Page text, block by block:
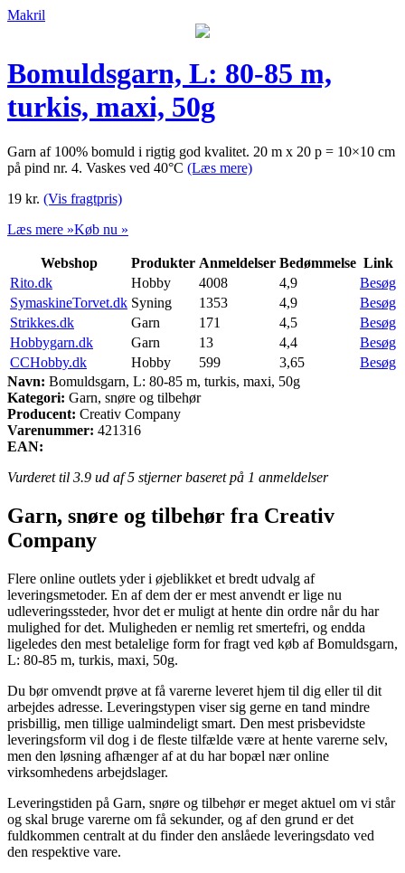
Makril
Bomuldsgarn, L: 80-85 m,
turkis, maxi, 50g
Garn af 100% bomuld i rigtig god kvalitet. 20 m x 20 p = 10×10 cm
på pind nr. 4. Vaskes ved 40°C (Læs mere)
19 kr. (Vis fragtpris)
Læs mere »Køb nu »
Webshop Produkter Anmeldelser Bedømmelse Link
Rito.dk
Hobby 4008 4,9
Besøg
SymaskineTorvet.dk Syning 1353 4,9
Besøg
Strikkes.dk
Garn 171 4,5
Besøg
Hobbygarn.dk
Garn 13 4,4
Besøg
CCHobby.dk
Hobby 599 3,65
Besøg
Navn: Bomuldsgarn, L: 80-85 m, turkis, maxi, 50g
Kategori: Garn, snøre og tilbehør
Producent: Creativ Company
Varenummer: 421316
EAN:
Vurderet til 3.9 ud af 5 stjerner baseret på 1 anmeldelser
Garn, snøre og tilbehør fra Creativ
Company
Flere online outlets yder i øjeblikket et bredt udvalg af
leveringsmetoder. En af dem der er mest anvendt er lige nu
udleveringssteder, hvor det er muligt at hente din ordre når du har
mulighed for det. Muligheden er nemlig ret smertefri, og endda
ligeledes den mest betalelige form for fragt ved køb af Bomuldsgarn,
L: 80-85 m, turkis, maxi, 50g.
Du bør omvendt prøve at få varerne leveret hjem til dig eller til dit
arbejdes adresse. Leveringstypen viser sig gerne en tand mindre
prisbillig, men tillige ualmindeligt smart. Den mest prisbevidste
leveringsform vil dog i de fleste tilfælde være at hente varerne selv,
men den løsning afhænger af at du har bopæl nær online
virksomhedens arbejdslager.
Leveringstiden på Garn, snøre og tilbehør er meget aktuel om vi står
og skal bruge varerne om få sekunder, og af den grund er det
fuldkommen centralt at du finder den anslåede leveringsdato ved
den respektive vare.